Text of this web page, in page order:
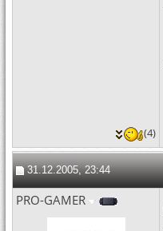
(4)
31.12.2005, 23:44
PRO-GAMER